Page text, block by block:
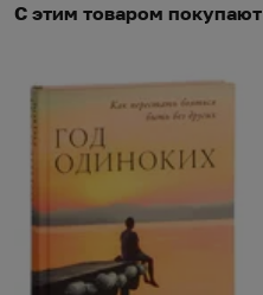
С этим товаром покупают